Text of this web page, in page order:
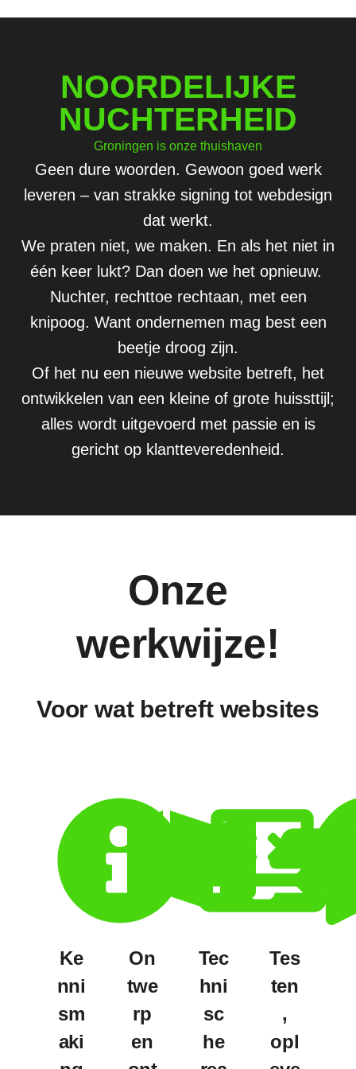
NOORDELIJKE
NUCHTERHEID
Groningen is onze thuishaven
Geen dure woorden. Gewoon goed werk
leveren – van strakke signing tot webdesign
dat werkt.
We praten niet, we maken. En als het niet in
één keer lukt? Dan doen we het opnieuw.
Nuchter, rechttoe rechtaan, met een
knipoog. Want ondernemen mag best een
beetje droog zijn.
Of het nu een nieuwe website betreft, het
ontwikkelen van een kleine of grote huissttijl;
alles wordt uitgevoerd met passie en is
gericht op klantteveredenheid.
Onze
werkwijze!
Voor wat betreft websites
Ke
nni
sm
aki
On
twe
rp
en
Tec
hni
sc
he
Tes
ten
,
opl